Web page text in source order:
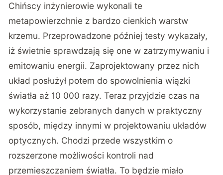
Chińscy inżynierowie wykonali te
metapowierzchnie z bardzo cienkich warstw
krzemu. Przeprowadzone później testy wykazały,
iż świetnie sprawdzają się one w zatrzymywaniu i
emitowaniu energii. Zaprojektowany przez nich
układ posłużył potem do spowolnienia wiązki
światła aż 10 000 razy. Teraz przyjdzie czas na
wykorzystanie zebranych danych w praktyczny
sposób, między innymi w projektowaniu układów
optycznych. Chodzi przede wszystkim o
rozszerzone możliwości kontroli nad
przemieszczaniem światła. To będzie miało